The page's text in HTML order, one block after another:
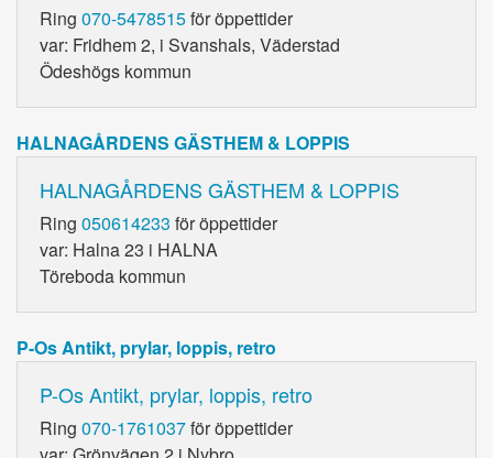
Ring 070-5478515för öppettider
var: Fridhem 2, i Svanshals, Väderstad
Ödeshögs kommun
HALNAGÅRDENS GÄSTHEM & LOPPIS
HALNAGÅRDENS GÄSTHEM & LOPPIS
Ring 050614233 för öppettider
var: Halna 23 i HALNA
Töreboda kommun
P-Os Antikt, prylar, loppis, retro
P-Os Antikt, prylar, loppis, retro
Ring 070-1761037för öppettider